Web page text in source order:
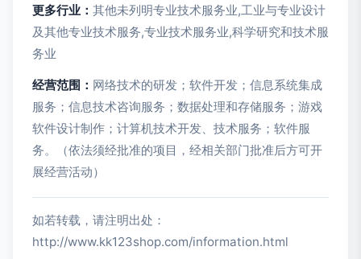
更多行业： 其他未列明专业技术服务业,工业与专业设计
及其他专业技术服务,专业技术服务业,科学研究和技术服
务业
经营范围： 网络技术的研发；软件开发；信息系统集成
服务；信息技术咨询服务；数据处理和存储服务；游戏
软件设计制作；计算机技术开发、技术服务；软件服
务。（依法须经批准的项目，经相关部门批准后方可开
展经营活动）
如若转载，请注明出处：
http://www.kk123shop.com/information.html